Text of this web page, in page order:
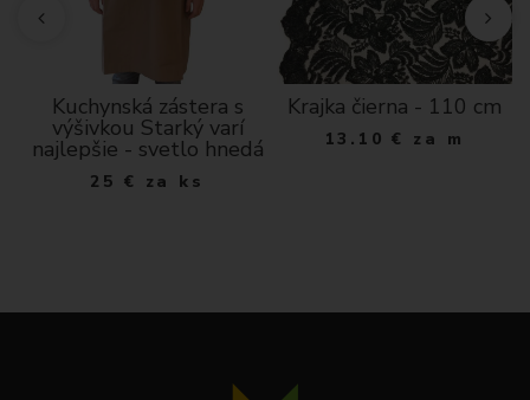
Kuchynská zástera s
výšivkou Starký varí
najlepšie - svetlo hnedá
25 € za ks
Krajka čierna - 110 cm
13.10 € za m